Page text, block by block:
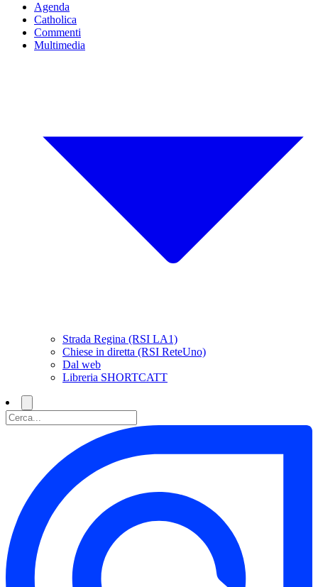
Agenda
Catholica
Commenti
Multimedia
Strada Regina (RSI LA1)
Chiese in diretta (RSI ReteUno)
Dal web
Libreria SHORTCATT